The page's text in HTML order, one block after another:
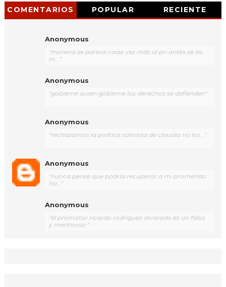
COMENTARIOS POPULAR RECIENTE
Anonymous
"morena se parece cada vez más al pri antes se lla
m..."
Anonymous
"gobierne quien gobierne los derechos se defienden"
Anonymous
"rechazamos la política salinista de claudia no los..."
Anonymous
"nunca pensé que podría recuperar a mi prometido
ha..."
Anonymous
"el promotor ricardo rodríguez alvarado es un falso
y mentiroso "